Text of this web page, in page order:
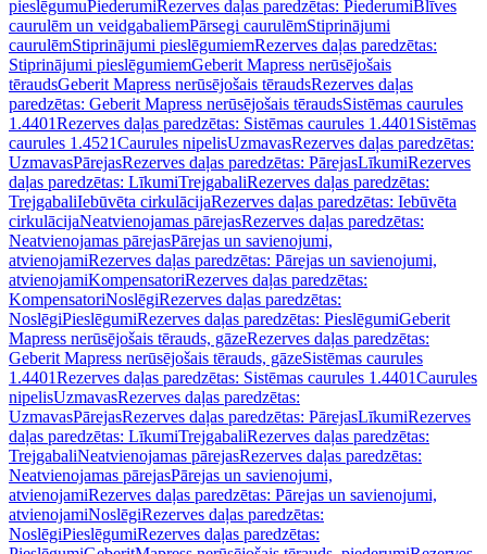
pieslēgumuPiederumiRezerves daļas paredzētas: PiederumiBlīves
caurulēm un veidgabaliemPārsegi caurulēmStiprinājumi
caurulēmStiprinājumi pieslēgumiemRezerves daļas paredzētas:
Stiprinājumi pieslēgumiemGeberit Mapress nerūsējošais
tēraudsGeberit Mapress nerūsējošais tēraudsRezerves daļas
paredzētas: Geberit Mapress nerūsējošais tēraudsSistēmas caurules
1.4401Rezerves daļas paredzētas: Sistēmas caurules 1.4401 Sistēmas
caurules 1.4521Caurules nipelisUzmavasRezerves daļas paredzētas:
UzmavasPārejasRezerves daļas paredzētas: PārejasLīkumiRezerves
daļas paredzētas: LīkumiTrejgabaliRezerves daļas paredzētas:
TrejgabaliIebūvēta cirkulācijaRezerves daļas paredzētas: Iebūvēta
cirkulācijaNeatvienojamas pārejasRezerves daļas paredzētas:
Neatvienojamas pārejasPārejas un savienojumi,
atvienojamiRezerves daļas paredzētas: Pārejas un savienojumi,
atvienojamiKompensatoriRezerves daļas paredzētas:
KompensatoriNoslēgiRezerves daļas paredzētas:
NoslēgiPieslēgumiRezerves daļas paredzētas: PieslēgumiGeberit
Mapress nerūsējošais tērauds, gāzeRezerves daļas paredzētas:
Geberit Mapress nerūsējošais tērauds, gāzeSistēmas caurules
1.4401Rezerves daļas paredzētas: Sistēmas caurules 1.4401Caurules
nipelisUzmavasRezerves daļas paredzētas:
UzmavasPārejasRezerves daļas paredzētas: PārejasLīkumiRezerves
daļas paredzētas: LīkumiTrejgabaliRezerves daļas paredzētas:
TrejgabaliNeatvienojamas pārejasRezerves daļas paredzētas:
Neatvienojamas pārejasPārejas un savienojumi,
atvienojamiRezerves daļas paredzētas: Pārejas un savienojumi,
atvienojamiNoslēgiRezerves daļas paredzētas:
NoslēgiPieslēgumiRezerves daļas paredzētas: